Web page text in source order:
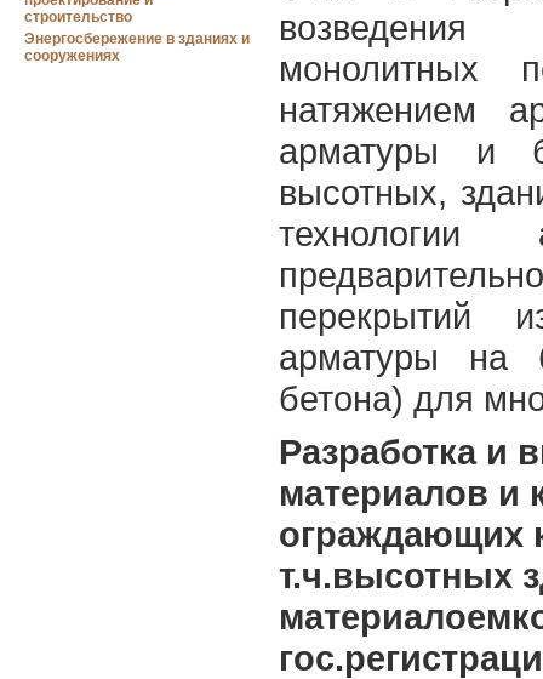
строительство
Энергосбережение в зданиях и
сооружениях
возведения
монолитных
натяжением
арматуры и
высотных,
технологии
перекрытий
арматуры на
бетона) для
Разработка и
материалов и
ограждающих
т.ч.высотных